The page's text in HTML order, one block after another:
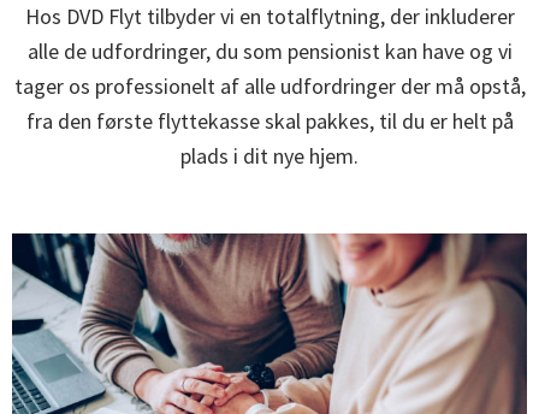
Hos DVD Flyt tilbyder vi en totalflytning, der inkluderer
alle de udfordringer, du som pensionist kan have og vi
tager os professionelt af alle udfordringer der må opstå,
fra den første flyttekasse skal pakkes, til du er helt på
plads i dit nye hjem.